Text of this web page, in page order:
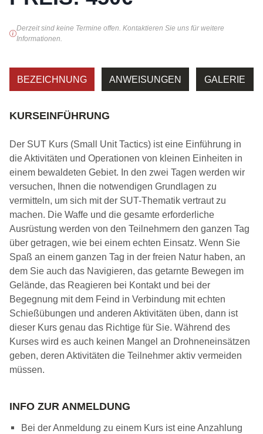
Derzeit sind keine Termine offen. Kontaktieren Sie uns für weitere
Informationen.
BEZEICHNUNG ANWEISUNGEN GALERIE
KURSEINFÜHRUNG
Der SUT Kurs (Small Unit Tactics) ist eine Einführung in
die Aktivitäten und Operationen von kleinen Einheiten in
einem bewaldeten Gebiet. In den zwei Tagen werden wir
versuchen, Ihnen die notwendigen Grundlagen zu
vermitteln, um sich mit der SUT-Thematik vertraut zu
machen. Die Waffe und die gesamte erforderliche
Ausrüstung werden von den Teilnehmern den ganzen Tag
über getragen, wie bei einem echten Einsatz. Wenn Sie
Spaß an einem ganzen Tag in der freien Natur haben, an
dem Sie auch das Navigieren, das getarnte Bewegen im
Gelände, das Reagieren bei Kontakt und bei der
Begegnung mit dem Feind in Verbindung mit echten
Schießübungen und anderen Aktivitäten üben, dann ist
dieser Kurs genau das Richtige für Sie. Während des
Kurses wird es auch keinen Mangel an Drohneneinsätzen
geben, deren Aktivitäten die Teilnehmer aktiv vermeiden
müssen.
INFO ZUR ANMELDUNG
Bei der Anmeldung zu einem Kurs ist eine Anzahlung